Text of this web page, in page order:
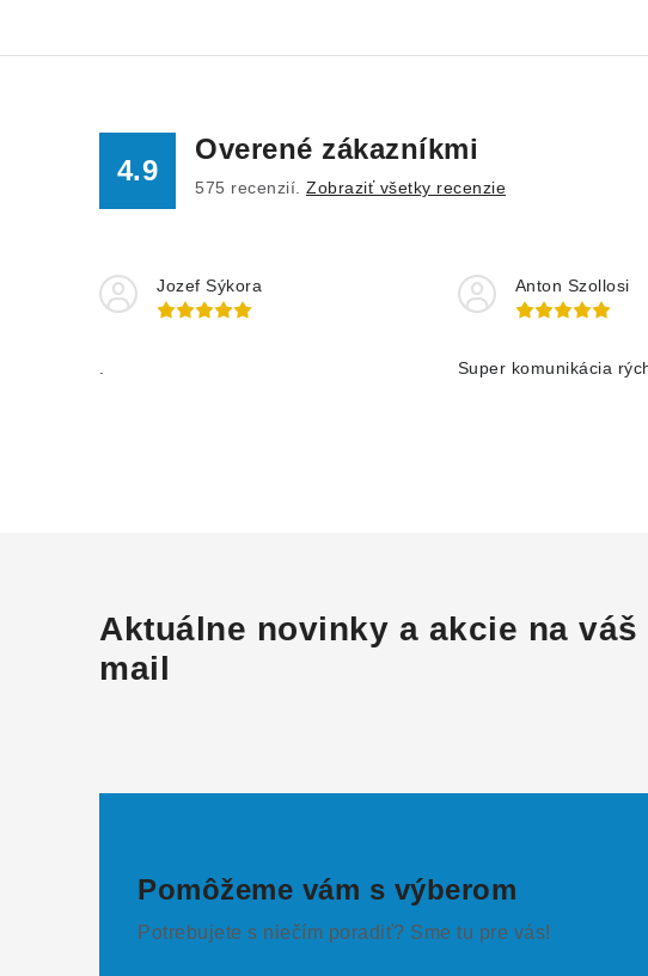
4.9
Overené zákazníkmi
575 recenzií. Zobraziť všetky recenzie
Jozef Sýkora Anton Szollosi
Super komunikácia
Aktuálne novinky a akcie na váš
mail
Pomôžeme vám s výberom
Potrebujete s niečím poradiť? Sme tu pre vás!